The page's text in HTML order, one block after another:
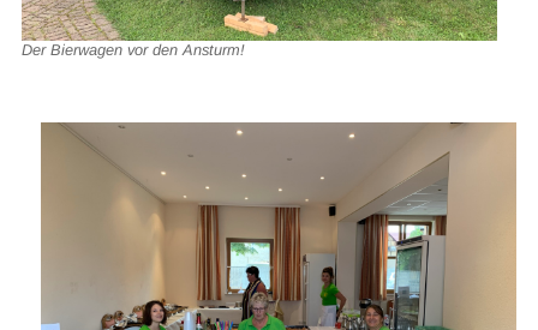
Der Bierwagen vor den Ansturm!